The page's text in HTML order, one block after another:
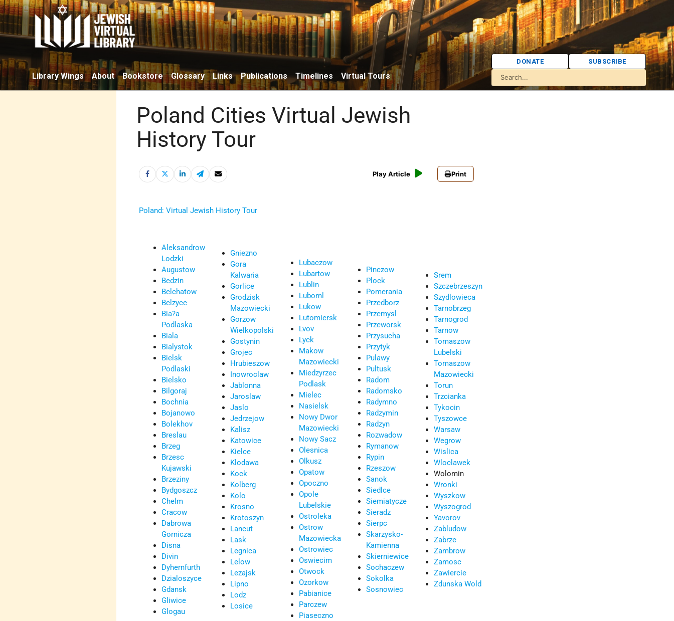
Library Wings About Bookstore Glossary Links Publications Timelines Virtual Tours
DONATE SUBSCRIBE
Poland Cities Virtual Jewish
History Tour
Play Article Print
Poland: Virtual Jewish History Tour
Aleksandrow
Lodzki
Augustow
Bedzin
Belchatow
Belzyce
Bia?a
Podlaska
Biala
Bialystok
Bielsk
Podlaski
Bielsko
Bilgoraj
Bochnia
Bojanowo
Bolekhov
Breslau
Brzeg
Brzesc
Kujawski
Brzeziny
Bydgoszcz
Chelm
Cracow
Dabrowa
Gornicza
Disna
Divin
Dyhernfurth
Dzialoszyce
Gdansk
Gliwice
Glogau
Gniezno
Gora
Kalwaria
Gorlice
Grodzisk
Mazowiecki
Gorzow
Wielkopolski
Gostynin
Grojec
Hrubieszow
Inowroclaw
Jablonna
Jaroslaw
Jaslo
Jedrzejow
Kalisz
Katowice
Kielce
Klodawa
Kock
Kolberg
Kolo
Krosno
Krotoszyn
Lancut
Lask
Legnica
Lelow
Lezajsk
Lipno
Lodz
Losice
Lubaczow
Lubartow
Lublin
Luboml
Lukow
Lutomiersk
Lvov
Lyck
Makow
Mazowiecki
Miedzyrzec
Podlask
Mielec
Nasielsk
Nowy Dwor
Mazowiecki
Nowy Sacz
Olesnica
Olkusz
Opatow
Opoczno
Opole
Lubelskie
Ostroleka
Ostrow
Mazowiecka
Ostrowiec
Oswiecim
Otwock
Ozorkow
Pabianice
Parczew
Piaseczno
Pinczow
Plock
Pomerania
Przedborz
Przemysl
Przeworsk
Przysucha
Przytyk
Pulawy
Pultusk
Radom
Radomsko
Radymno
Radzymin
Radzyn
Rozwadow
Rymanow
Rypin
Rzeszow
Sanok
Siedlce
Siemiatycze
Sieradz
Sierpc
Skarzysko-
Kamienna
Skierniewice
Sochaczew
Sokolka
Sosnowiec
Srem
Szczebrzeszyn
Szydlowieca
Tarnobrzeg
Tarnogrod
Tarnow
Tomaszow
Lubelski
Tomaszow
Mazowiecki
Torun
Trzcianka
Tykocin
Tyszowce
Warsaw
Wegrow
Wislica
Wloclawek
Wolomin
Wronki
Wyszkow
Wyszogrod
Yavorov
Zabludow
Zabrze
Zambrow
Zamosc
Zawiercie
Zdunska Wold